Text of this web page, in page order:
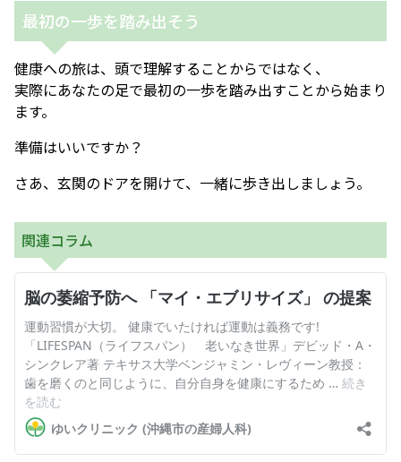
最初の一歩を踏み出そう
健康への旅は、頭で理解することからではなく、
実際にあなたの足で最初の一歩を踏み出すことから始まり
ます。
準備はいいですか？
さあ、玄関のドアを開けて、一緒に歩き出しましょう。
関連コラム